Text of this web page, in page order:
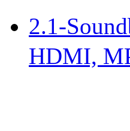
2.1-
HDMI,